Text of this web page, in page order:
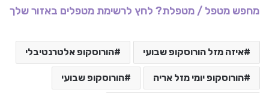
מחפש מטפל / מטפלת? לחץ לרשימת מטפלים באזור שלך
איזה מזל הורוסקופ שבועי הורוסקופ אלטרנטיבלי
הורוסקופ יומי מזל אריה הורוסקופ שבועי